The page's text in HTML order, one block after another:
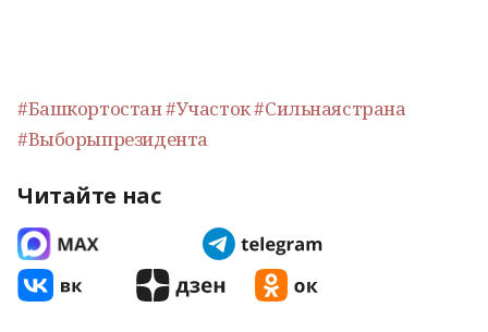
#Башкортостан#Участок#Сильнаястрана
#Выборыпрезидента
Читайте нас